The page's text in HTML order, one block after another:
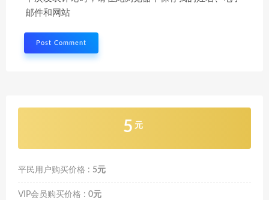
邮件和网站
5 元
平民用户购买价格 : 5元
VIP会员购买价格 : 0元